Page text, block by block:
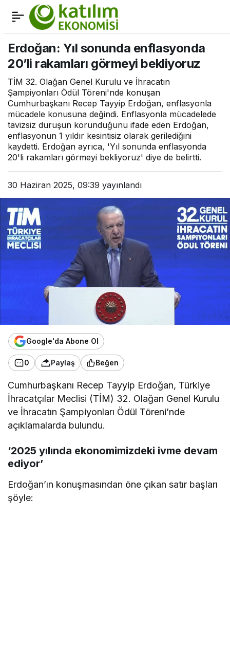
Erdoğan: Yıl sonunda enflasyonda
20’li rakamları görmeyi bekliyoruz
TİM 32. Olağan Genel Kurulu ve İhracatın
Şampiyonları Ödül Töreni'nde konuşan
Cumhurbaşkanı Recep Tayyip Erdoğan, enflasyonla
mücadele konusuna değindi. Enflasyonla mücadelede
tavizsiz duruşun korunduğunu ifade eden Erdoğan,
enflasyonun 1 yıldır kesintisiz olarak gerilediğini
kaydetti. Erdoğan ayrıca, 'Yıl sonunda enflasyonda
20'li rakamları görmeyi bekliyoruz' diye de belirtti.
30 Haziran 2025, 09:39 yayınlandı
Google'da Abone Ol
0 Paylaş Beğen
Cumhurbaşkanı Recep Tayyip Erdoğan, Türkiye
İhracatçılar Meclisi (TİM) 32. Olağan Genel Kurulu
ve İhracatın Şampiyonları Ödül Töreni’nde
açıklamalarda bulundu.
‘2025 yılında ekonomimizdeki ivme devam
ediyor’
Erdoğan’ın konuşmasından öne çıkan satır başları
şöyle:
Halk Katılım Bankası
Geliyor